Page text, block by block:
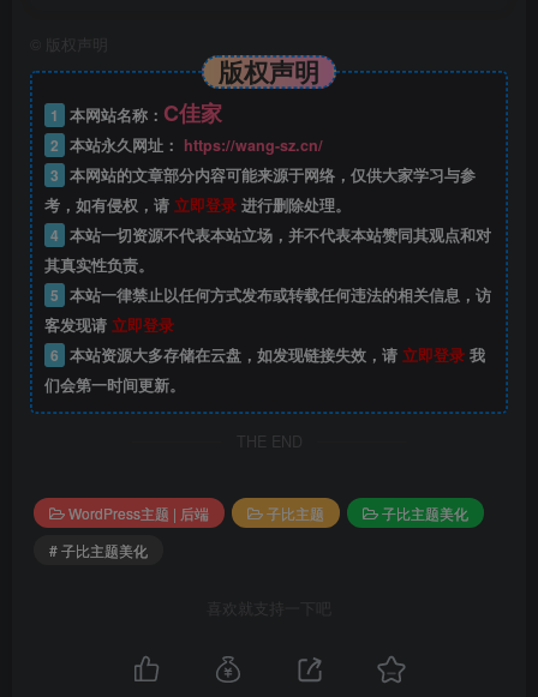
版权声明
版权声明
1 本网站名称： C佳家
2 本站永久网址： https://wang-sz.cn/
3 本网站的文章部分内容可能来源于网络，仅供大家学习与参
考，如有侵权，请 立即登录 进行删除处理。
4 本站一切资源不代表本站立场，并不代表本站赞同其观点和对
其真实性负责。
5 本站一律禁止以任何方式发布或转载任何违法的相关信息，访
客发现请 立即登录
6 本站资源大多存储在云盘，如发现链接失效，请 立即登录 我
们会第一时间更新。
THE END
WordPress主题 | 后端 子比主题
子比主题美化
# 子比主题美化
喜欢就支持一下吧